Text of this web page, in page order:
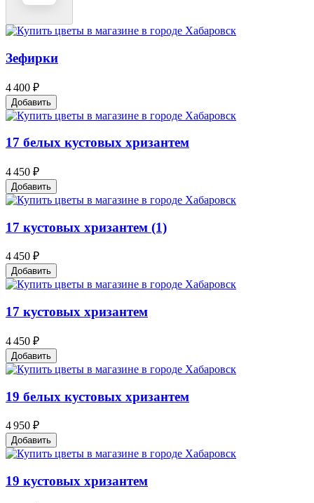
Зефирки
4 400 ₽
Добавить
17 белых кустовых хризантем
4 450 ₽
Добавить
17 кустовых хризантем (1)
4 450 ₽
Добавить
17 кустовых хризантем
4 450 ₽
Добавить
19 белых кустовых хризантем
4 950 ₽
Добавить
19 кустовых хризантем